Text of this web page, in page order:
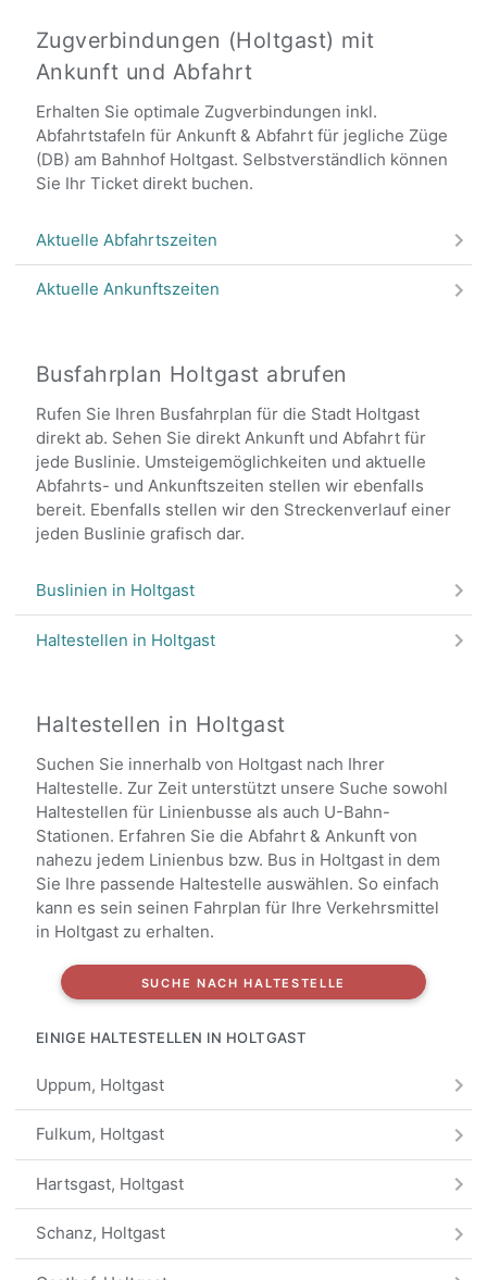
Zugverbindungen (Holtgast) mit
Ankunft und Abfahrt
Erhalten Sie optimale Zugverbindungen inkl.
Abfahrtstafeln für Ankunft & Abfahrt für jegliche Züge
(DB) am Bahnhof Holtgast. Selbstverständlich können
Sie Ihr Ticket direkt buchen.
Aktuelle Abfahrtszeiten
Aktuelle Ankunftszeiten
Busfahrplan Holtgast abrufen
Rufen Sie Ihren Busfahrplan für die Stadt Holtgast
direkt ab. Sehen Sie direkt Ankunft und Abfahrt für
jede Buslinie. Umsteigemöglichkeiten und aktuelle
Abfahrts- und Ankunftszeiten stellen wir ebenfalls
bereit. Ebenfalls stellen wir den Streckenverlauf einer
jeden Buslinie grafisch dar.
Buslinien in Holtgast
Haltestellen in Holtgast
Haltestellen in Holtgast
Suchen Sie innerhalb von Holtgast nach Ihrer
Haltestelle. Zur Zeit unterstützt unsere Suche sowohl
Haltestellen für Linienbusse als auch U-Bahn-
Stationen. Erfahren Sie die Abfahrt & Ankunft von
nahezu jedem Linienbus bzw. Bus in Holtgast in dem
Sie Ihre passende Haltestelle auswählen. So einfach
kann es sein seinen Fahrplan für Ihre Verkehrsmittel
in Holtgast zu erhalten.
SUCHE NACH HALTESTELLE
EINIGE HALTESTELLEN IN HOLTGAST
Uppum, Holtgast
Fulkum, Holtgast
Hartsgast, Holtgast
Schanz, Holtgast